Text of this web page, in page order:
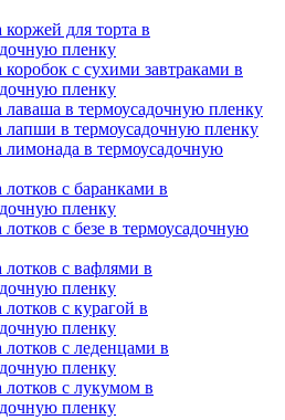
коржей для торта в
пленку
коробок с сухими завтраками в
пленку
лаваша в термоусадочную пленку
лапши в термоусадочную пленку
лимонада в термоусадочную
лотков с баранками в
пленку
лотков с безе в термоусадочную
лотков с вафлями в
пленку
лотков с курагой в
пленку
лотков с леденцами в
пленку
лотков с лукумом в
пленку